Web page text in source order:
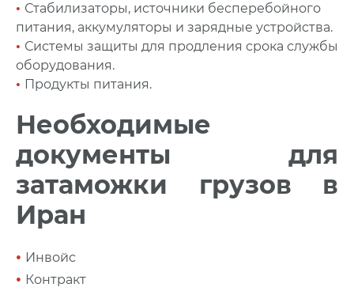
• Стабилизаторы, источники бесперебойного
питания, аккумуляторы и зарядные устройства.
• Системы защиты для продления срока службы
оборудования.
• Продукты питания.
Необходимые
документы для
затаможки грузов в
Иран
• Инвойс
• Контракт